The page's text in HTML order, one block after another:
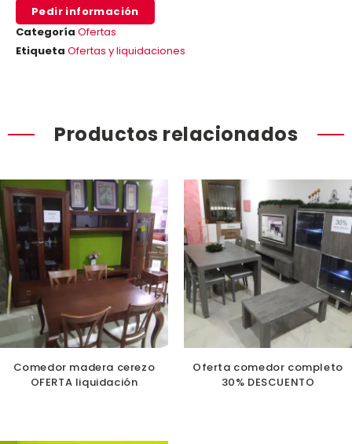
Pedir información
Categoría Ofertas
Etiqueta Ofertas y liquidaciones
Productos relacionados
Comedor madera cerezo
OFERTA liquidación
Oferta comedor completo
30% DESCUENTO